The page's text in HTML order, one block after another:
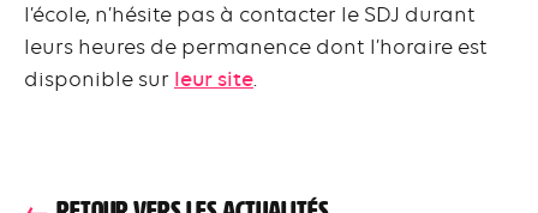
l’école, n’hésite pas à contacter le SDJ durant
leurs heures de permanence dont l’horaire est
disponible sur leur site